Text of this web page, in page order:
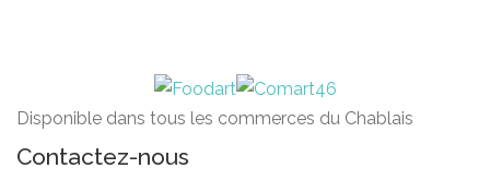
Disponible dans tous les commerces du Chablais
Contactez-nous